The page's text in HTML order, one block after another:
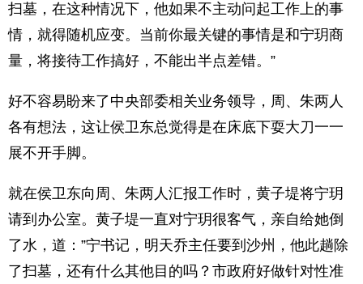
扫墓，在这种情况下，他如果不主动问起工作上的事
情，就得随机应变。当前你最关键的事情是和宁玥商
量，将接待工作搞好，不能出半点差错。”
好不容易盼来了中央部委相关业务领导，周、朱两人
各有想法，这让侯卫东总觉得是在床底下耍大刀一一
展不开手脚。
就在侯卫东向周、朱两人汇报工作时，黄子堤将宁玥
请到办公室。黄子堤一直对宁玥很客气，亲自给她倒
了水，道：”宁书记，明天乔主任要到沙州，他此趟除
了扫墓，还有什么其他目的吗？市政府好做针对性准